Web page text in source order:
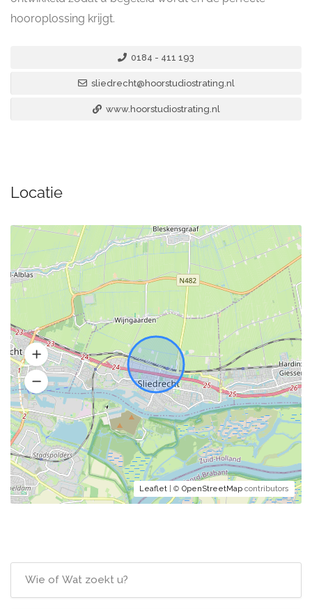
hooroplossing krijgt.
0184 - 411 193
sliedrecht@hoorstudiostrating.nl
www.hoorstudiostrating.nl
Locatie
Leaflet | © OpenStreetMap contributors